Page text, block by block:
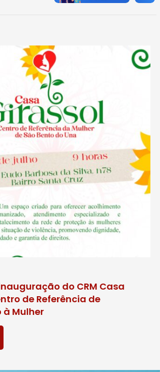
do CRM Casa
de Referência de
Mulher